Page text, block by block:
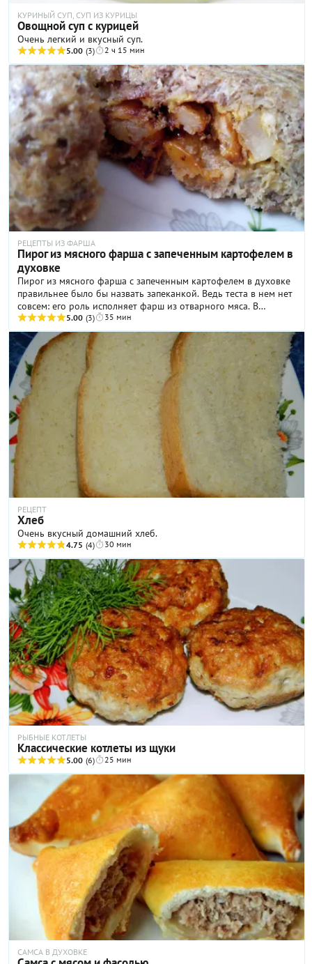
КУРИНЫЙ СУП, СУП ИЗ КУРИЦЫ
Овощной суп с курицей
Очень легкий и вкусный суп.
5.00 (3) 2 ч 15 мин
РЕЦЕПТЫ ИЗ ФАРША
Пирог из мясного фарша с запеченным картофелем в
духовке
Пирог из мясного фарша с запеченным картофелем в духовке
правильнее было бы назвать запеканкой. Ведь теста в нем нет
совсем: его роль исполняет фарш из отварного мяса. В
качестве начинки используется запеченный в соусе картофель.
На выходе получается внушительная мясная «буханка» с
сытной начинкой. Конечно, это вкусно! Но достаточно
калорийно. Кусочек такого пирога на обед, дополненный
овощным салатом — и больше ничего и не нужно. Как
приготовить пирог из фарша в духовке я подробно
рассказываю и показываю в своем пошаговом рецепте с фото.
5.00 (3) 35 мин
РЕЦЕПТ
Хлеб
Очень вкусный домашний хлеб.
4.75 (4) 30 мин
РЫБНЫЕ КОТЛЕТЫ
Классические котлеты из щуки
5.00 (6) 25 мин
САМСА В ДУХОВКЕ